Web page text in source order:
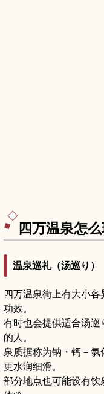
四万温泉怎
温泉巡礼（汤巡り）
四万温泉街上有大小
功效。
有时也会提供适合汤
的人。
泉质据称为钠・钙－
更水润细滑。
部分地点也可能设有